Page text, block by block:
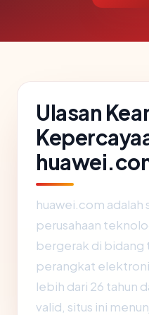
Ulasan
huawei.com adalah
perusahaan
bergerak di bidang
perangkat
lebih dari 26 tahun
valid, situs ini